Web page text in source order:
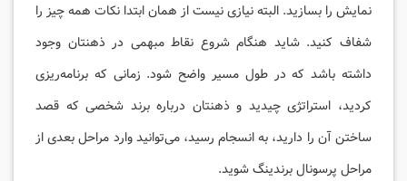
نمایش را بسازید. البته نیازی نیست از همان ابتدا نکات همه چیز را
شفاف کنید. شاید هنگام شروع نقاط مبهمی در ذهنتان وجود
داشته باشد که در طول مسیر واضح شود. زمانی که برنامه‌ریزی
کردید، استراتژی چیدید و ذهنتان درباره برند شخصی که قصد
ساختن آن را دارید، به انسجام رسید، می‌توانید وارد مراحل بعدی از
مراحل پرسونال برندینگ شوید.